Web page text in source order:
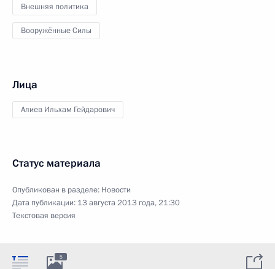
Внешняя политика
Вооружённые Силы
Лица
Алиев Ильхам Гейдарович
Статус материала
Опубликован в разделе: Новости
Дата публикации: 13 августа 2013 года, 21:30
Текстовая версия
5